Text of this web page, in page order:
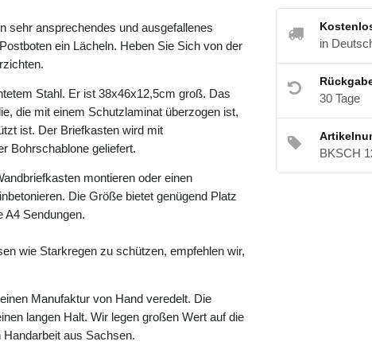
sehr ansprechendes und ausgefallenes
ein Lächeln. Heben Sie Sich von der
Stahl. Er ist 38x46x12,5cm groß. Das
die mit einem Schutzlaminat überzogen ist,
ist. Der Briefkasten wird mit
Bohrschablone geliefert.
montieren oder einen
Die Größe bietet genügend Platz
A4 Sendungen.
wie Starkregen zu schützen, empfehlen wir,
Manufaktur von Hand veredelt. Die
langen Halt. Wir legen großen Wert auf die
aus Sachsen.
in
30 Tage
BKSCH